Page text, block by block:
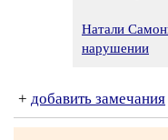
Натали
нарушении
+ добавить замечания